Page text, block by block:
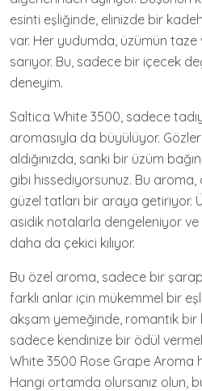
esinti eşliğinde, elinizde bir
var. Her yudumda, üzümün taze
sarıyor. Bu, sadece bir içecek
deneyim.
Saltica White 3500, sadece
aromasıyla da büyülüyor.
aldığınızda, sanki bir üzüm
gibi hissediyorsunuz. Bu aroma,
güzel tatları bir araya getiriyor.
asidik notalarla dengeleniyor
daha da çekici kılıyor.
Bu özel aroma, sadece bir
farklı anlar için mükemmel bir
akşam yemeğinde, romantik
sadece kendinize bir ödül
White 3500 Rose Grape Aroma
Hangi ortamda olursanız olun,